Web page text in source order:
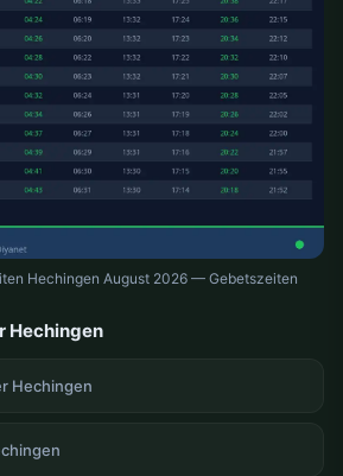
Hechingen August 2026 — Gebetszeiten
Hechingen
Hechingen